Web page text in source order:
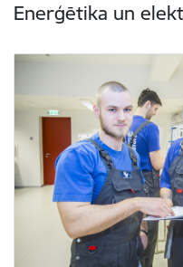
Enerģētika un